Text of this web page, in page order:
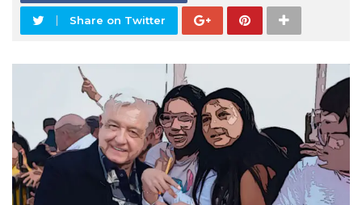
Share on Twitter